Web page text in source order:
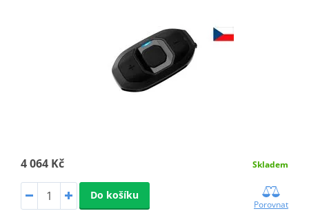
4 064 Kč Skladem
Do košíku
Porovnat